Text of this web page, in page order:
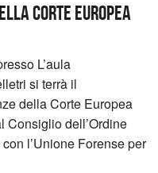
Corte Europea
L’aula
si terrà il
della Corte Europea
Consiglio dell’Ordine
l’Unione Forense per